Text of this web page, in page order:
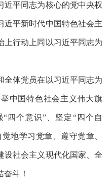
近平同志为核心的党中央权
近平新时代中国特色社会主
上行动上同以习近平同志为
体党员在以习近平同志为
中国特色社会主义伟大旗
“四个意识”、坚定“四个自
地学习党章、遵守党章、
设社会主义现代化国家、全
斗！